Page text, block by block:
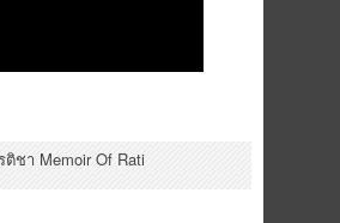
ติชา Memoir Of Rati